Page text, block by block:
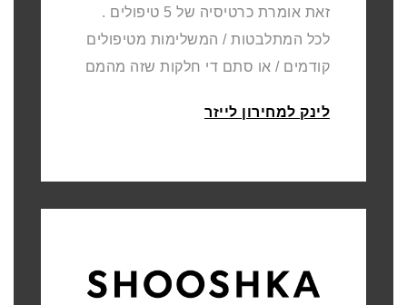
זאת אומרת כרטיסיה של 5 טיפולים .
לכל המתלבטות / המשלימות מטיפולים
קודמים / או סתם די חלקות שזה מהמם
לינק למחירון לייזר